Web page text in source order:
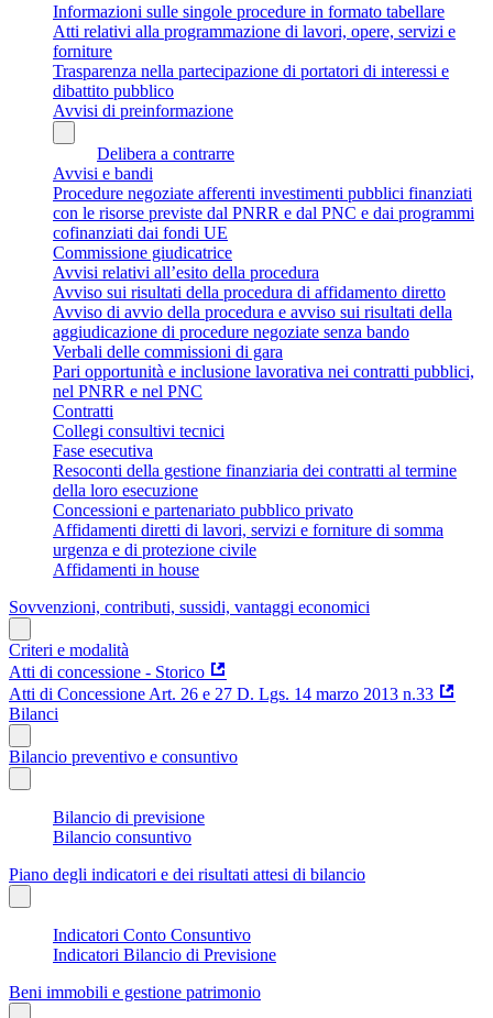
Informazioni sulle singole procedure in formato tabellare
Atti relativi alla programmazione di lavori, opere, servizi e
forniture
Trasparenza nella partecipazione di portatori di interessi e
dibattito pubblico
Avvisi di preinformazione
Delibera a contrarre
Avvisi e bandi
Procedure negoziate afferenti investimenti pubblici finanziati
con le risorse previste dal PNRR e dal PNC e dai programmi
cofinanziati dai fondi UE
Commissione giudicatrice
Avvisi relativi all’esito della procedura
Avviso sui risultati della procedura di affidamento diretto
Avviso di avvio della procedura e avviso sui risultati della
aggiudicazione di procedure negoziate senza bando
Verbali delle commissioni di gara
Pari opportunità e inclusione lavorativa nei contratti pubblici,
nel PNRR e nel PNC
Contratti
Collegi consultivi tecnici
Fase esecutiva
Resoconti della gestione finanziaria dei contratti al termine
della loro esecuzione
Concessioni e partenariato pubblico privato
Affidamenti diretti di lavori, servizi e forniture di somma
urgenza e di protezione civile
Affidamenti in house
Sovvenzioni, contributi, sussidi, vantaggi economici
Criteri e modalità
Atti di concessione - Storico
Atti di Concessione Art. 26 e 27 D. Lgs. 14 marzo 2013 n.33
Bilanci
Bilancio preventivo e consuntivo
Bilancio di previsione
Bilancio consuntivo
Piano degli indicatori e dei risultati attesi di bilancio
Indicatori Conto Consuntivo
Indicatori Bilancio di Previsione
Beni immobili e gestione patrimonio